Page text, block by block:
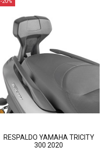
-20%
RESPALDO YAMAHA TRICITY
300 2020